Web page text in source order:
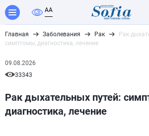
AA
Главная Заболевания Рак
Рак
симптомы, диагностика, лечение
09.08.2026
33343
Рак дыхательных путей:
диагностика, лечение